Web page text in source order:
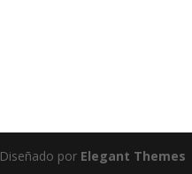
Diseñado por Elegant Themes